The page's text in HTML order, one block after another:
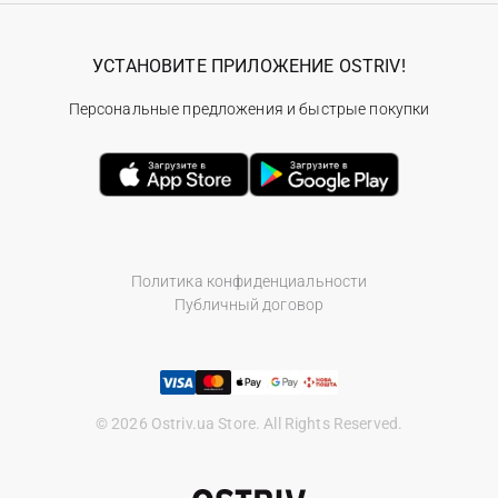
Политика конфиденциальности
Публичный договор
© 2026 Ostriv.ua Store. All Rights Reserved.
УСТАНОВИТЕ ПРИЛОЖЕНИЕ OSTRIV!
Персональные предложения и быстрые покупки